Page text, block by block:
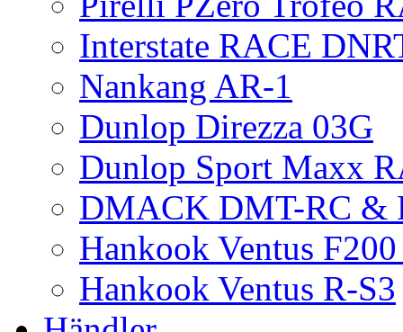
Interstate RACE
Nankang AR-1
Dunlop Direzza 03G
Dunlop Sport Maxx
DMACK DMT-RC &
Hankook Ventus
Hankook Ventus R-S3